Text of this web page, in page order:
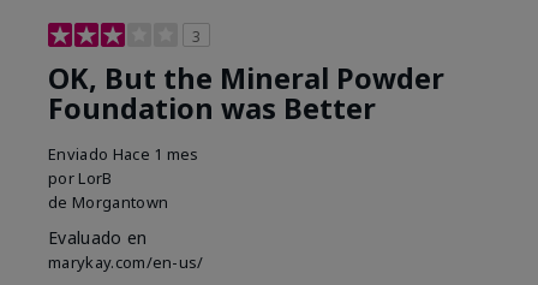
3
OK, But the Mineral Powder
Foundation was Better
Enviado Hace 1 mes
por LorB
de Morgantown
Evaluado en
marykay.com/en-us/